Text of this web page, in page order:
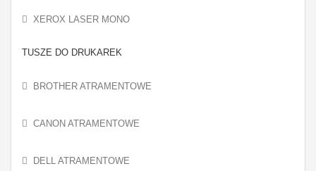
XEROX LASER MONO
TUSZE DO DRUKAREK
BROTHER ATRAMENTOWE
CANON ATRAMENTOWE
DELL ATRAMENTOWE